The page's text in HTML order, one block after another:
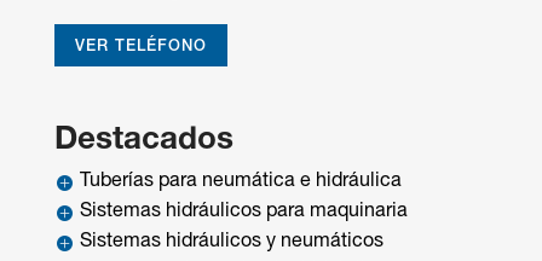
VER TELÉFONO
Destacados

Tuberías para neumática e hidráulica
 Sistemas hidráulicos para maquinaria
 Sistemas hidráulicos y neumáticos